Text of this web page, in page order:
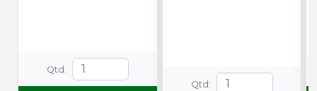
Qtd:
Qtd: